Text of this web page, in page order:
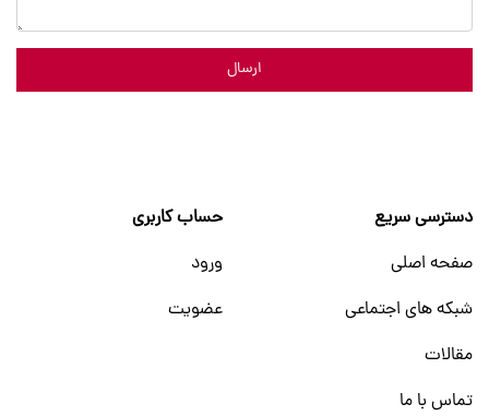
ارسال
دسترسی سریع
صفحه اصلی
شبکه های اجتماعی
مقالات
تماس با ما
حساب کاربری
ورود
عضویت